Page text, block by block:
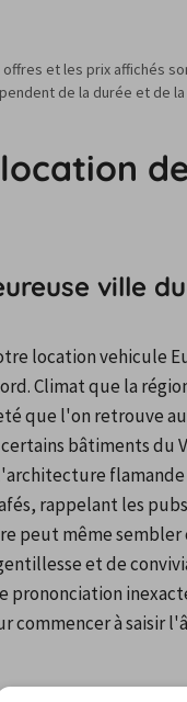
offres et les prix affichés
de la durée et de
ville
location vehicule
Climat que la
que l'on retrouve
bâtiments
rappelant les
même sembler
et de
prononciation
à saisir